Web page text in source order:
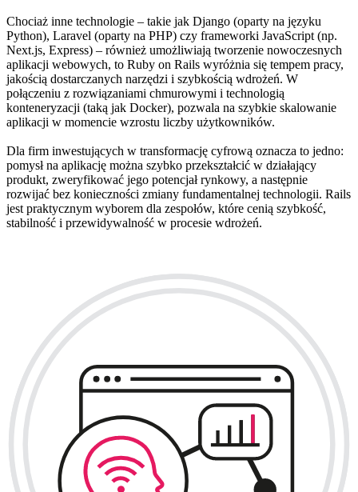
Chociaż inne technologie – takie jak Django (oparty na języku
Python), Laravel (oparty na PHP) czy frameworki JavaScript (np.
Next.js, Express) – również umożliwiają tworzenie nowoczesnych
aplikacji webowych, to Ruby on Rails wyróżnia się tempem pracy,
jakością dostarczanych narzędzi i szybkością wdrożeń. W
połączeniu z rozwiązaniami chmurowymi i technologią
konteneryzacji (taką jak Docker), pozwala na szybkie skalowanie
aplikacji w momencie wzrostu liczby użytkowników.
Dla firm inwestujących w transformację cyfrową oznacza to jedno:
pomysł na aplikację można szybko przekształcić w działający
produkt, zweryfikować jego potencjał rynkowy, a następnie
rozwijać bez konieczności zmiany fundamentalnej technologii. Rails
jest praktycznym wyborem dla zespołów, które cenią szybkość,
stabilność i przewidywalność w procesie wdrożeń.